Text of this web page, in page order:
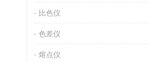
比色仪
色差仪
熔点仪